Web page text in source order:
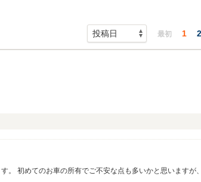
最初 1 2
。 初めてのお車の所有でご不安な点も多いかと思いますが